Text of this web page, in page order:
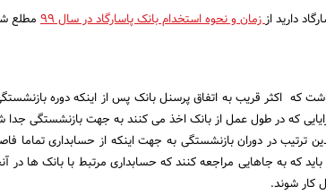
دارید اززمان و نحوه استخدام بانک پاسارگاد در سال 99 مطلع
که اکثر قریب به اتفاق پرسنل بانک پس از اینکه دوره
که در طول عمل از بانک اخذ می کنند به جهت بازنشستگی جدا
ترتیب در دوران بازنشستگی به جهت اینکه از حسابداری تماما
که به جاهایی مراجعه کنند که حسابداری مرتبط با بانک ها در
کار شوند.